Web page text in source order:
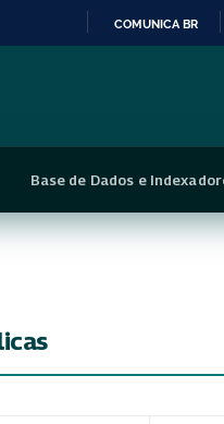
COMUNICA BR
Base de Dados e